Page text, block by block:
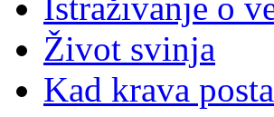
Život svinja
Kad krava